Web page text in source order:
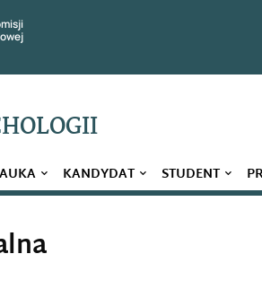
KANDYDAT STUDENT